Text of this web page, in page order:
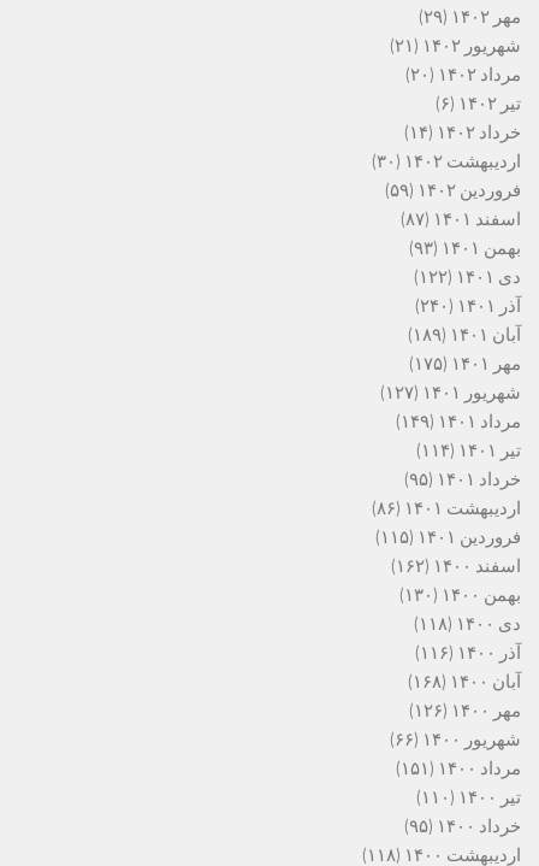
مهر ۱۴۰۲
(۲۹)
شهریور ۱۴۰۲
(۲۱)
مرداد ۱۴۰۲
(۲۰)
تیر ۱۴۰۲
(۶)
خرداد ۱۴۰۲
(۱۴)
اردیبهشت ۱۴۰۲
(۳۰)
فروردین ۱۴۰۲
(۵۹)
اسفند ۱۴۰۱
(۸۷)
بهمن ۱۴۰۱
(۹۳)
دی ۱۴۰۱
(۱۲۲)
آذر ۱۴۰۱
(۲۴۰)
آبان ۱۴۰۱
(۱۸۹)
مهر ۱۴۰۱
(۱۷۵)
شهریور ۱۴۰۱
(۱۲۷)
مرداد ۱۴۰۱
(۱۴۹)
تیر ۱۴۰۱
(۱۱۴)
خرداد ۱۴۰۱
(۹۵)
اردیبهشت ۱۴۰۱
(۸۶)
فروردین ۱۴۰۱
(۱۱۵)
اسفند ۱۴۰۰
(۱۶۲)
بهمن ۱۴۰۰
(۱۳۰)
دی ۱۴۰۰
(۱۱۸)
آذر ۱۴۰۰
(۱۱۶)
آبان ۱۴۰۰
(۱۶۸)
مهر ۱۴۰۰
(۱۲۶)
شهریور ۱۴۰۰
(۶۶)
مرداد ۱۴۰۰
(۱۵۱)
تیر ۱۴۰۰
(۱۱۰)
خرداد ۱۴۰۰
(۹۵)
اردیبهشت ۱۴۰۰
(۱۱۸)